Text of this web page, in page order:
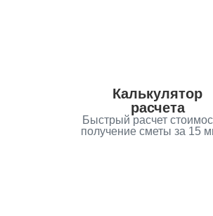
Калькулятор
расчета
Быстрый расчет
получение сметы за 15